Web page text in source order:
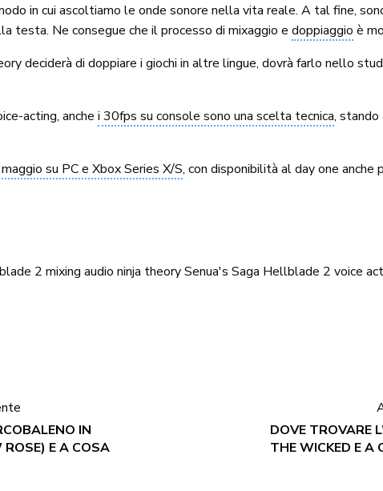
in cui ascoltiamo le onde sonore nella vita reale. A tal fine,
testa. Ne consegue che il processo di mixaggio edoppiaggio è
deciderà di doppiare i giochi in altre lingue, dovrà farlo nello
acting, anchei 30fps su console sono una scelta tecnica,
su PC e Xbox Series X/S, con disponibilità al day one
2 mixing audio ninja theorySenua's Saga Hellblade 2 voice
IN
E A COSA
DOVE TROVARE
THE WICKED E A